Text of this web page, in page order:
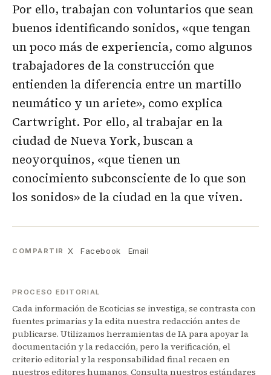
Por ello, trabajan con voluntarios que sean
buenos identificando sonidos, «que tengan
un poco más de experiencia, como algunos
trabajadores de la construcción que
entienden la diferencia entre un martillo
neumático y un ariete», como explica
Cartwright. Por ello, al trabajar en la
ciudad de Nueva York, buscan a
neoyorquinos, «que tienen un
conocimiento subconsciente de lo que son
los sonidos» de la ciudad en la que viven.
COMPARTIR X Facebook Email
PROCESO EDITORIAL
Cada información de Ecoticias se investiga, se contrasta con
fuentes primarias y la edita nuestra redacción antes de
publicarse. Utilizamos herramientas de IA para apoyar la
documentación y la redacción, pero la verificación, el
criterio editorial y la responsabilidad final recaen en
nuestros editores humanos. Consulta nuestros estándares